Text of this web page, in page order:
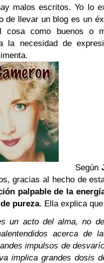
malos escritos. Yo lo
de llevar un blog es un
cosa como buenos o
la necesidad de
Según
gracias al hecho de
palpable de la
pureza. Ella explica
un acto del alma, no
acerca de
impulsos de
implica grandes dosis